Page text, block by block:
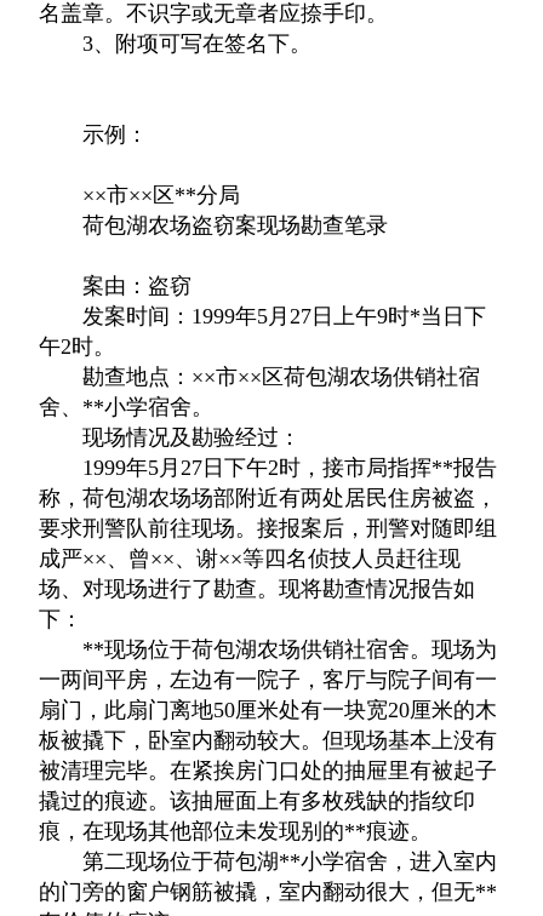
名盖章。不识字或无章者应捺手印。
3、附项可写在签名下。
示例：
××市××区**分局
荷包湖农场盗窃案现场勘查笔录
案由：盗窃
发案时间：1999年5月27日上午9时*当日下
午2时。
勘查地点：××市××区荷包湖农场供销社宿
舍、**小学宿舍。
现场情况及勘验经过：
1999年5月27日下午2时，接市局指挥**报告
称，荷包湖农场场部附近有两处居民住房被盗，
要求刑警队前往现场。接报案后，刑警对随即组
成严××、曾××、谢××等四名侦技人员赶往现
场、对现场进行了勘查。现将勘查情况报告如
下：
**现场位于荷包湖农场供销社宿舍。现场为
一两间平房，左边有一院子，客厅与院子间有一
扇门，此扇门离地50厘米处有一块宽20厘米的木
板被撬下，卧室内翻动较大。但现场基本上没有
被清理完毕。在紧挨房门口处的抽屉里有被起子
撬过的痕迹。该抽屉面上有多枚残缺的指纹印
痕，在现场其他部位未发现别的**痕迹。
第二现场位于荷包湖**小学宿舍，进入室内
的门旁的窗户钢筋被撬，室内翻动很大，但无**